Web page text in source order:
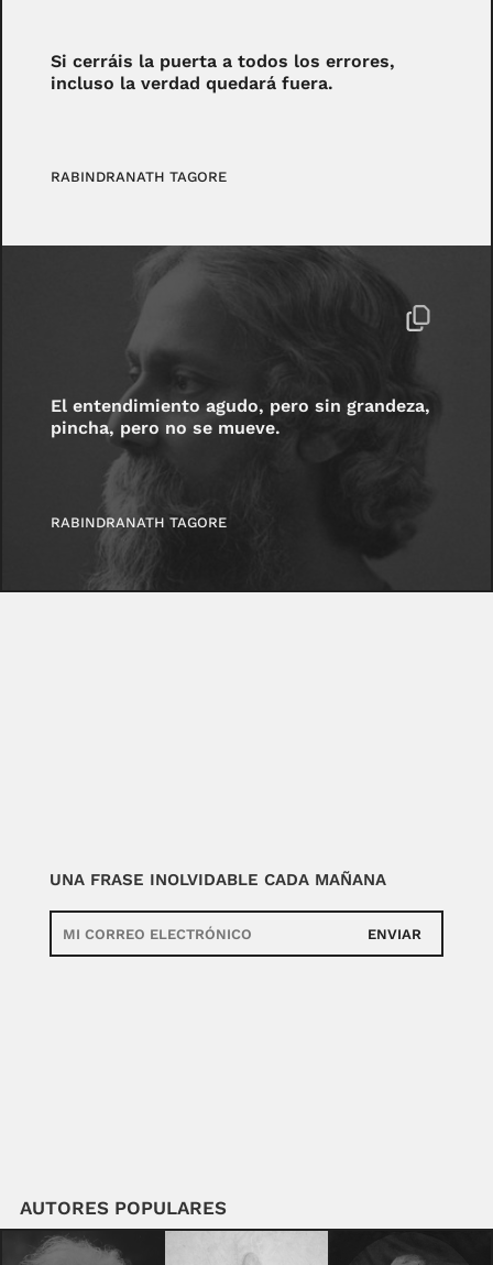
Si cerráis la puerta a todos los errores,
incluso la verdad quedará fuera.
RABINDRANATH TAGORE
El entendimiento agudo, pero sin grandeza,
pincha, pero no se mueve.
RABINDRANATH TAGORE
UNA FRASE INOLVIDABLE CADA MAÑANA
ENVIAR
AUTORES POPULARES